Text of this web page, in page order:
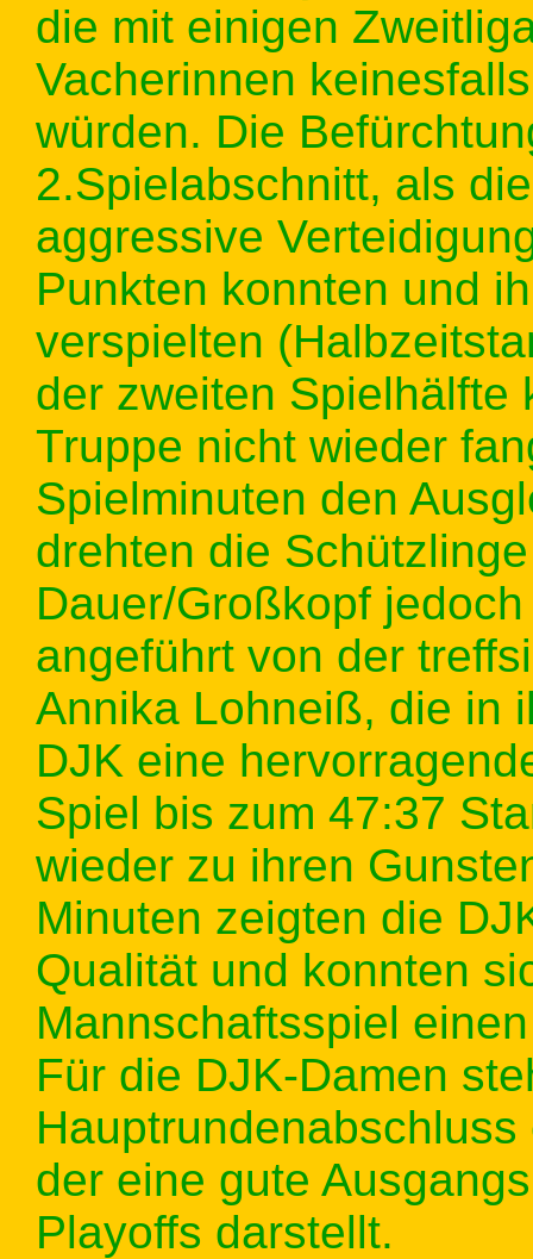
die mit einigen
Vacherinnen
würden. Die
2.Spielabschnitt, als
aggressive
Punkten konnten und
verspielten
der zweiten Spielhälfte
Truppe nicht wieder
Spielminuten den
drehten die
Dauer/Großkopf
angeführt von der
Annika Lohneiß, die in
DJK eine
Spiel bis zum 47:37
wieder zu ihren
Minuten zeigten die
Qualität und konnten
Mannschaftsspiel
Für die DJK-Damen
der eine gute
Playoffs darstellt.